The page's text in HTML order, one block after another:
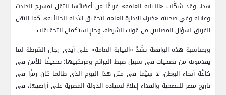
هذا، وقد شكَّلت «النيابة العامة» فريقًا من أعضائها انتقل لمسرح الحادث
وعاينه وفي صحبته «خبراء الإدارة العامة لتحقيق الأدلة الجنائية»، كما انتقل
الفريق لسؤال المصابينِ من قوات الشرطة، وجارٍ استكمال التحقيقات.
وبمناسبة هذه الواقعة تشُدُّ «النيابة العامة» على أيدي رجال الشرطة لما
يقدمونه من تضحيات في سبيل ضبط الجرائم ومرتكبيها؛ تحقيقًا للأمن في
كافَّة أنحاء الوطن، لا سِيَّما في مثل هذا اليوم الذي طالما كان رمزًا في
تاريخ مصر للتضحية والفداء إعلاءً لسيادة الدولة المصرية على أراضيها، في